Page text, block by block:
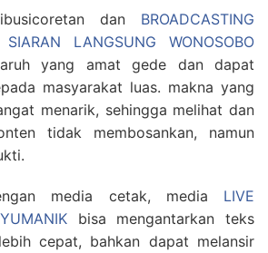
dan BROADCASTING
SIARAN LANGSUNG WONOSOBO
yang amat gede dan dapat
masyarakat luas. makna yang
menarik, sehingga melihat dan
tidak membosankan, namun
media cetak, media LIVE
bisa mengantarkan teks
cepat, bahkan dapat melansir